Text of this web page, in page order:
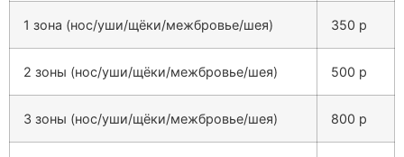
1 зона (нос/уши/щёки/межбровье/шея) 350 р
2 зоны (нос/уши/щёки/межбровье/шея) 500 р
3 зоны (нос/уши/щёки/межбровье/шея) 800 р